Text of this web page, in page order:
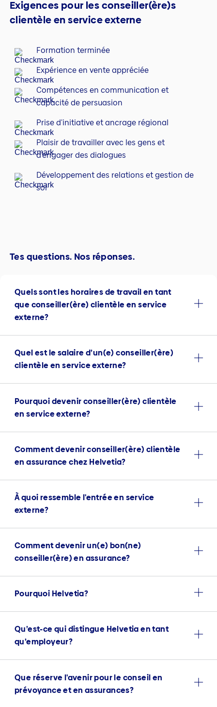
Exigences pour les conseiller(ère)s
clientèle en service externe
Formation terminée
Expérience en vente appréciée
Compétences en communication et
capacité de persuasion
Prise d'initiative et ancrage régional
Plaisir de travailler avec les gens et
d'engager des dialogues
Développement des relations et gestion de
soi
Tes questions. Nos réponses.
Quels sont les horaires de travail en tant
que conseiller(ère) clientèle en service
externe?
Quel est le salaire d’un(e) conseiller(ère)
clientèle en service externe?
Pourquoi devenir conseiller(ère) clientèle
en service externe?
Comment devenir conseiller(ère) clientèle
en assurance chez Helvetia?
À quoi ressemble l'entrée en service
externe?
Comment devenir un(e) bon(ne)
conseiller(ère) en assurance?
Pourquoi Helvetia?
Qu’est-ce qui distingue Helvetia en tant
qu’employeur?
Que réserve l'avenir pour le conseil en
prévoyance et en assurances?